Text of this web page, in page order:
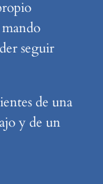
seguir
de una
y de un